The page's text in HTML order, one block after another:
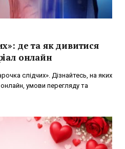
де та як дивитися
онлайн
слідчих». Дізнайтесь, на яких
умови перегляду та